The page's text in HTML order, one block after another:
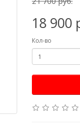
18 900
Кол-во